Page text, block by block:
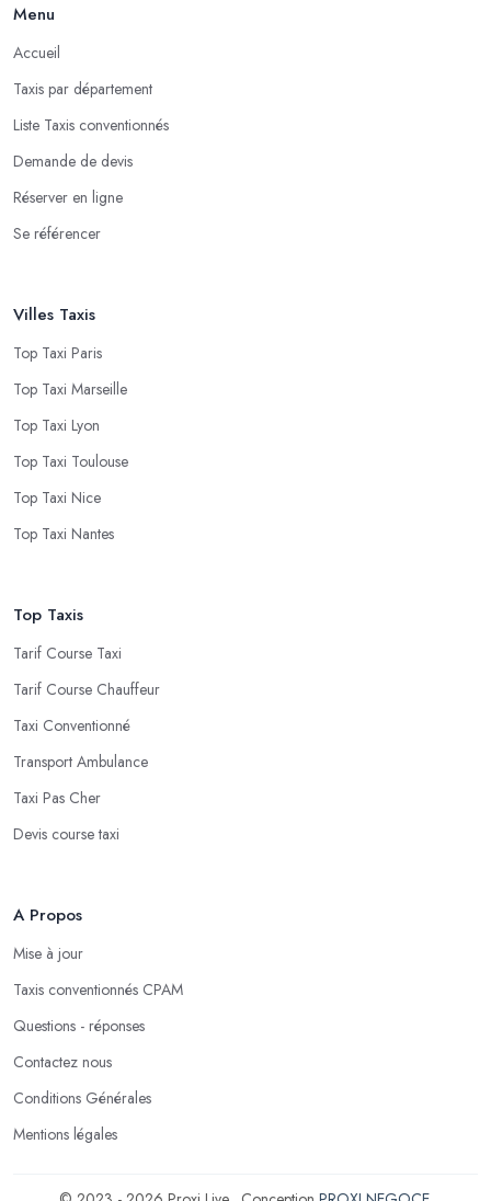
Menu
Accueil
Taxis par département
Liste Taxis conventionnés
Demande de devis
Réserver en ligne
Se référencer
Villes Taxis
Top Taxi Paris
Top Taxi Marseille
Top Taxi Lyon
Top Taxi Toulouse
Top Taxi Nice
Top Taxi Nantes
Top Taxis
Tarif Course Taxi
Tarif Course Chauffeur
Taxi Conventionné
Transport Ambulance
Taxi Pas Cher
Devis course taxi
A Propos
Mise à jour
Taxis conventionnés CPAM
Questions - réponses
Contactez nous
Conditions Générales
Mentions légales